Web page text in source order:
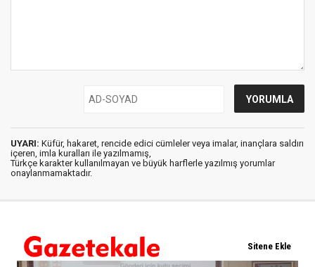
UYARI: Küfür, hakaret, rencide edici cümleler veya imalar, inançlara saldırı
içeren, imla kuralları ile yazılmamış,
Türkçe karakter kullanılmayan ve büyük harflerle yazılmış yorumlar
onaylanmamaktadır.